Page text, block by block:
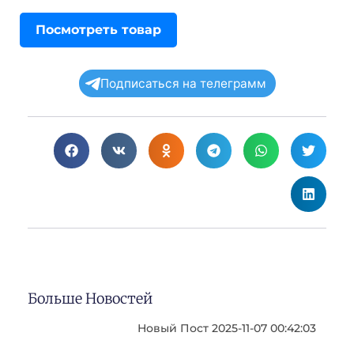
Посмотреть товар
Подписаться на телеграмм
Больше Новостей
Новый Пост 2025-11-07 00:42:03